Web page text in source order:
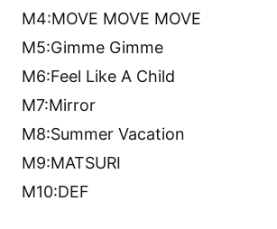
M4:MOVE MOVE MOVE
M5:Gimme Gimme
M6:Feel Like A Child
M7:Mirror
M8:Summer Vacation
M9:MATSURI
M10:DEF